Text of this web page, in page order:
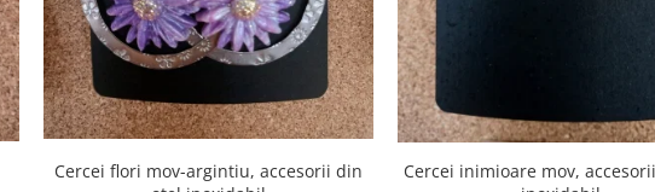
Cercei flori mov-argintiu, accesorii din
Cercei inimioare mov,